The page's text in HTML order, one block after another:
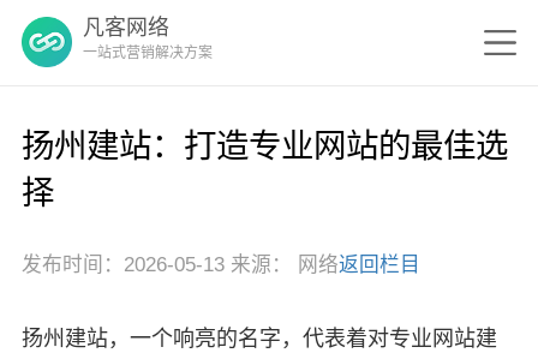
凡客网络
一站式营销解决方案
扬州建站：打造专业网站的最佳选
择
发布时间：2026-05-13 来源： 网络返回栏目
扬州建站，一个响亮的名字，代表着对专业网站建